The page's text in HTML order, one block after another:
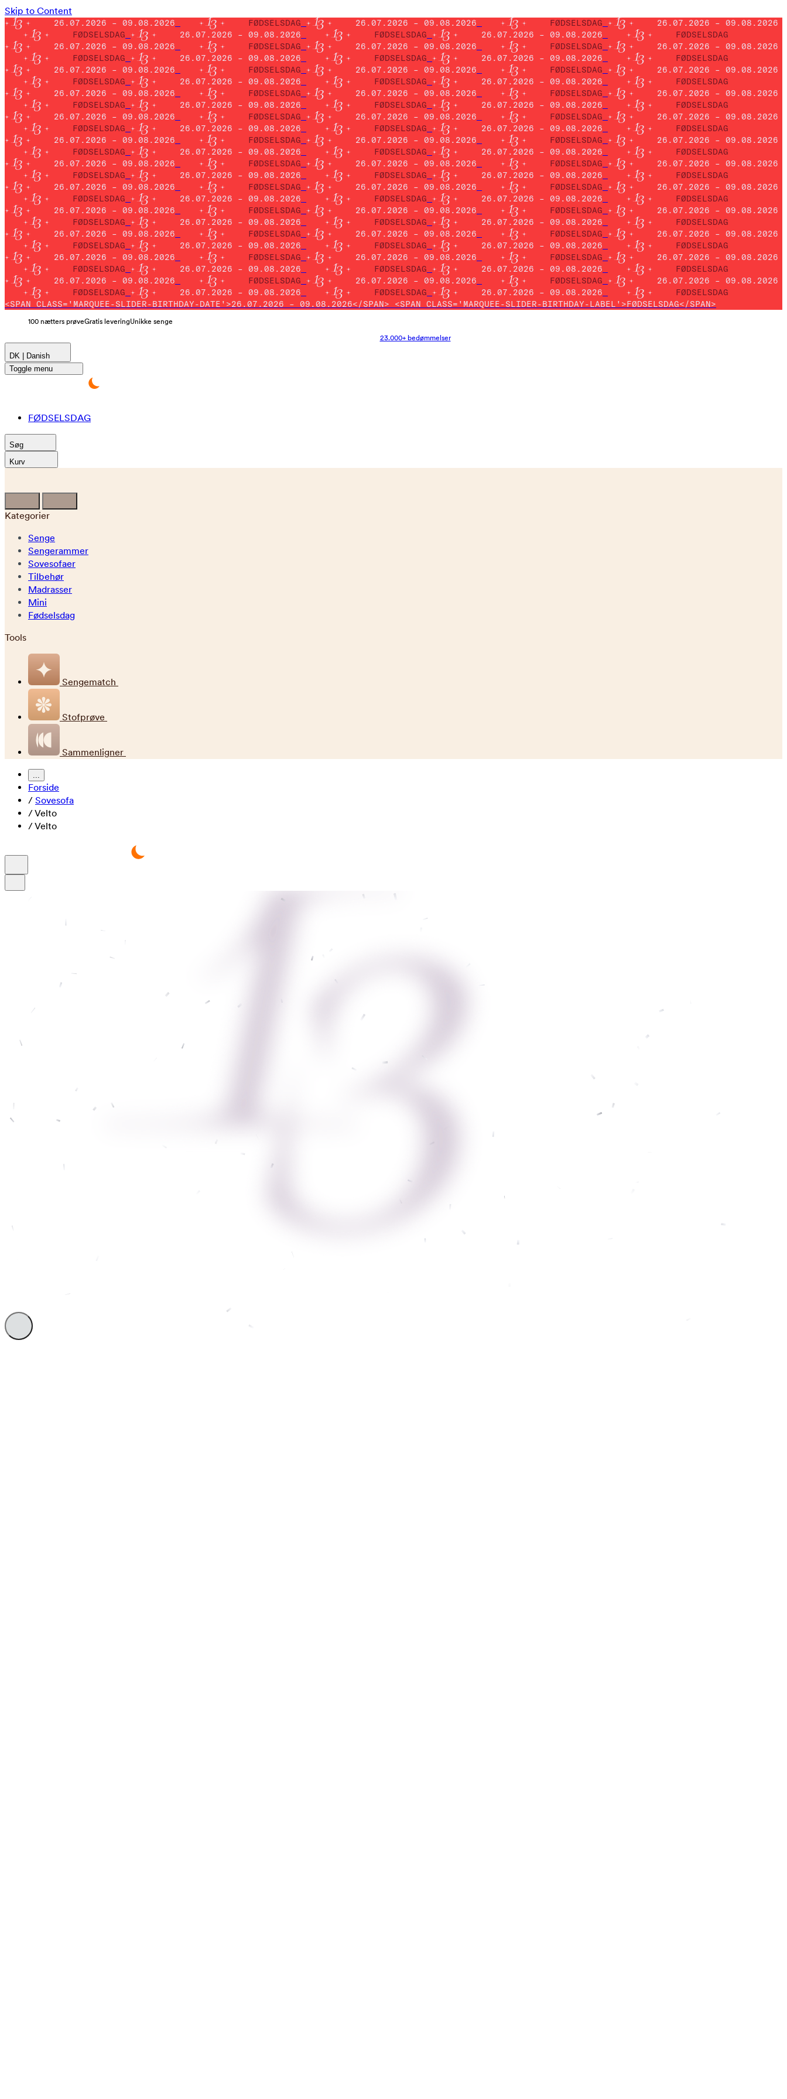
Skip to Content
26.07.2026 – 09.08.2026 FØDSELSDAG 26.07.2026 – 09.08.2026 FØDSELSDAG
26.07.2026 – 09.08.2026
FØDSELSDAG
26.07.2026 – 09.08.2026 FØDSELSDAG 26.07.2026 – 09.08.2026
FØDSELSDAG
26.07.2026 – 09.08.2026
FØDSELSDAG 26.07.2026 – 09.08.2026 FØDSELSDAG
26.07.2026 – 09.08.2026
FØDSELSDAG
26.07.2026 – 09.08.2026 FØDSELSDAG 26.07.2026 – 09.08.2026
FØDSELSDAG
26.07.2026 – 09.08.2026
FØDSELSDAG 26.07.2026 – 09.08.2026 FØDSELSDAG
26.07.2026 – 09.08.2026
FØDSELSDAG
26.07.2026 – 09.08.2026 FØDSELSDAG 26.07.2026 – 09.08.2026
FØDSELSDAG
26.07.2026 – 09.08.2026
FØDSELSDAG 26.07.2026 – 09.08.2026 FØDSELSDAG
26.07.2026 – 09.08.2026
FØDSELSDAG
26.07.2026 – 09.08.2026 FØDSELSDAG 26.07.2026 – 09.08.2026
FØDSELSDAG
26.07.2026 – 09.08.2026
FØDSELSDAG 26.07.2026 – 09.08.2026 FØDSELSDAG
26.07.2026 – 09.08.2026
FØDSELSDAG
26.07.2026 – 09.08.2026 FØDSELSDAG 26.07.2026 – 09.08.2026
FØDSELSDAG
26.07.2026 – 09.08.2026
FØDSELSDAG 26.07.2026 – 09.08.2026 FØDSELSDAG
26.07.2026 – 09.08.2026
FØDSELSDAG
26.07.2026 – 09.08.2026 FØDSELSDAG 26.07.2026 – 09.08.2026
FØDSELSDAG
26.07.2026 – 09.08.2026
FØDSELSDAG 26.07.2026 – 09.08.2026 FØDSELSDAG
26.07.2026 – 09.08.2026
FØDSELSDAG
26.07.2026 – 09.08.2026 FØDSELSDAG 26.07.2026 – 09.08.2026
FØDSELSDAG
26.07.2026 – 09.08.2026
FØDSELSDAG 26.07.2026 – 09.08.2026 FØDSELSDAG
26.07.2026 – 09.08.2026
FØDSELSDAG
26.07.2026 – 09.08.2026 FØDSELSDAG 26.07.2026 – 09.08.2026
FØDSELSDAG
26.07.2026 – 09.08.2026
FØDSELSDAG 26.07.2026 – 09.08.2026 FØDSELSDAG
26.07.2026 – 09.08.2026
FØDSELSDAG
26.07.2026 – 09.08.2026 FØDSELSDAG 26.07.2026 – 09.08.2026
FØDSELSDAG
26.07.2026 – 09.08.2026
FØDSELSDAG 26.07.2026 – 09.08.2026 FØDSELSDAG
26.07.2026 – 09.08.2026
FØDSELSDAG
26.07.2026 – 09.08.2026 FØDSELSDAG 26.07.2026 – 09.08.2026
FØDSELSDAG
26.07.2026 – 09.08.2026
FØDSELSDAG 26.07.2026 – 09.08.2026 FØDSELSDAG
26.07.2026 – 09.08.2026
FØDSELSDAG
26.07.2026 – 09.08.2026 FØDSELSDAG 26.07.2026 – 09.08.2026
FØDSELSDAG
26.07.2026 – 09.08.2026
FØDSELSDAG 26.07.2026 – 09.08.2026 FØDSELSDAG
26.07.2026 – 09.08.2026
FØDSELSDAG
26.07.2026 – 09.08.2026 FØDSELSDAG 26.07.2026 – 09.08.2026
FØDSELSDAG
<SPAN CLASS='MARQUEE-SLIDER-BIRTHDAY-DATE'>26.07.2026 – 09.08.2026</SPAN> <SPAN CLASS='MARQUEE-SLIDER-BIRTHDAY-LABEL'>FØDSELSDAG</SPAN>
100 nætters prøveGratis leveringUnikke senge
23.000+ bedømmelser
DK | Danish
Toggle menu
FØDSELSDAG
Søg
Kurv
Kategorier
Senge
Sengerammer
Sovesofaer
Tilbehør
Madrasser
Mini
Fødselsdag
Tools
Sengematch
Stofprøve
Sammenligner
...
Forside
/ Sovesofa
/Velto
/Velto